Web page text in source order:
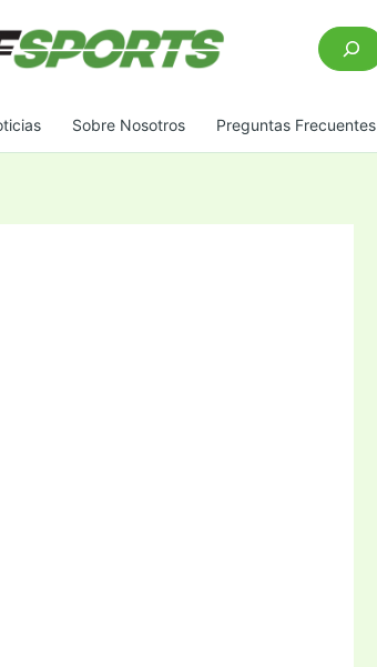
Buscar
Sobre Nosotros Preguntas Frecuentes